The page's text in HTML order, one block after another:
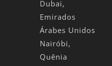
Dubai,
Emirados
Árabes Unidos
Nairóbi,
Quênia